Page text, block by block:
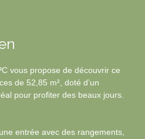
vous propose de découvrir ce
de 52,85 m², doté d’un
pour profiter des beaux jours.
entrée avec des rangements,